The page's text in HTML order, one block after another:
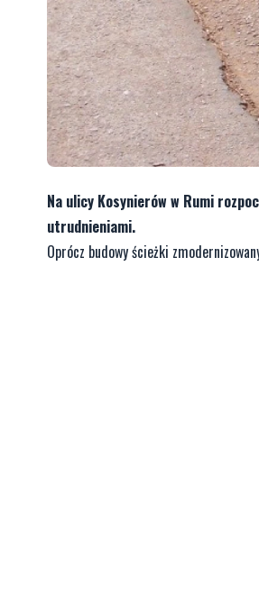
Na ulicy Kosynierów w Rumi
utrudnieniami.
Oprócz budowy ścieżki